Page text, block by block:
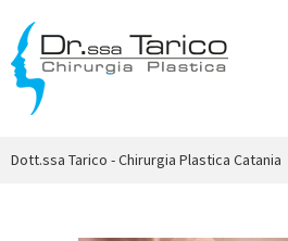
Dott.ssa Tarico - Chirurgia Plastica Catania